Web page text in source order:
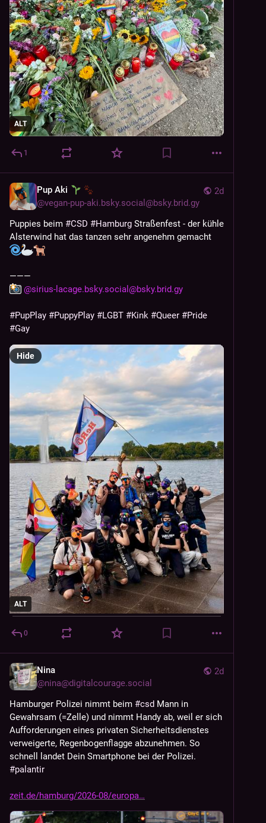
ALT
1
2d
Pup Aki
@vegan-pup-aki.bsky.social@bsky.brid.gy
Puppies beim #CSD #Hamburg Straßenfest - der kühle
Alsterwind hat das tanzen sehr angenehm gemacht
———
@sirius-lacage.bsky.social@bsky.brid.gy
#PupPlay #PuppyPlay #LGBT #Kink #Queer #Pride
#Gay
ALT
Hide
0
2d
Nina
@nina@digitalcourage.social
Hamburger Polizei nimmt beim #csd Mann in
Gewahrsam (=Zelle) und nimmt Handy ab, weil er sich
Aufforderungen eines privaten Sicherheitsdienstes
verweigerte, Regenbogenflagge abzunehmen. So
#palantir
zeit.de/hamburg/2026-08/europa